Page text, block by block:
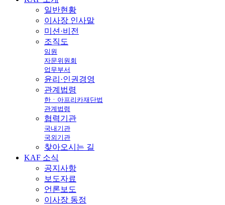
일반현황
이사장 인사말
미션·비전
조직도
임원
자문위원회
업무부서
윤리·인권경영
관계법령
한ㆍ아프리카재단법
관계법령
협력기관
국내기관
국외기관
찾아오시는 길
KAF 소식
공지사항
보도자료
언론보도
이사장 동정